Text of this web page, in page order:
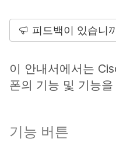
피드백이 있습니
이 안내서에서는
폰의 기능 및 기능
기능 버튼